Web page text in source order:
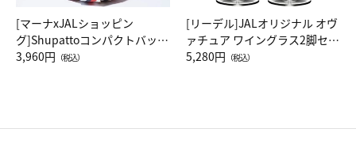
[マーナxJALショッピン
グ]Shupattoコンパクトバッグ
Drop JAL客室乗務員（LC）ス
3,960円 （税込）
[リーデル]JALオリジナル オヴ
ァチュア ワイングラス2脚セッ
ト（レッドワイン）
5,280円 （税込）